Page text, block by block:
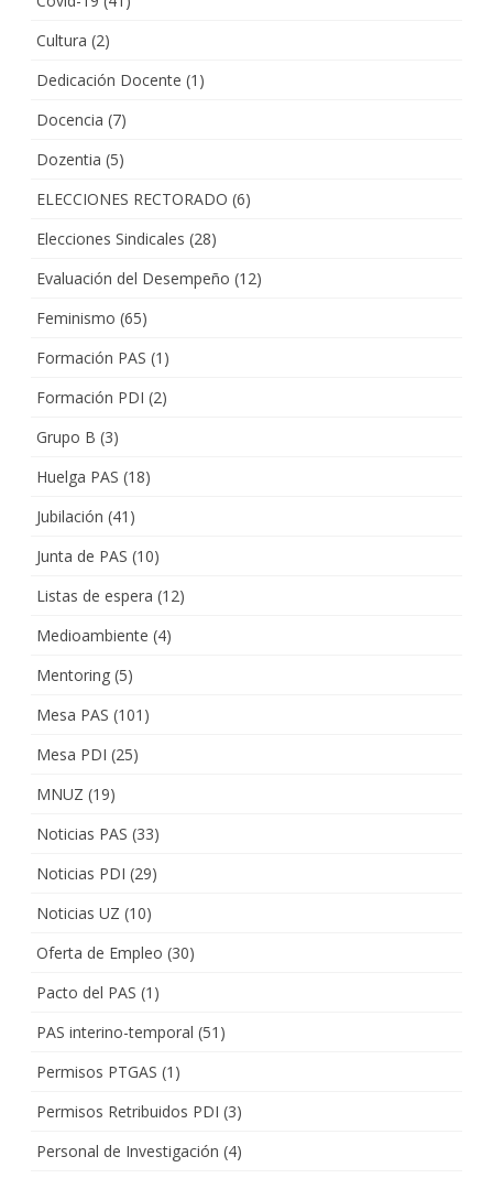
Cultura (2)
Dedicación Docente (1)
Docencia (7)
Dozentia (5)
ELECCIONES RECTORADO (6)
Elecciones Sindicales (28)
Evaluación del Desempeño (12)
Feminismo (65)
Formación PAS (1)
Formación PDI (2)
Grupo B (3)
Huelga PAS (18)
Jubilación (41)
Junta de PAS (10)
Listas de espera (12)
Medioambiente (4)
Mentoring (5)
Mesa PAS (101)
Mesa PDI (25)
MNUZ (19)
Noticias PAS (33)
Noticias PDI (29)
Noticias UZ (10)
Oferta de Empleo (30)
Pacto del PAS (1)
PAS interino-temporal (51)
Permisos PTGAS (1)
Permisos Retribuidos PDI (3)
Personal de Investigación (4)